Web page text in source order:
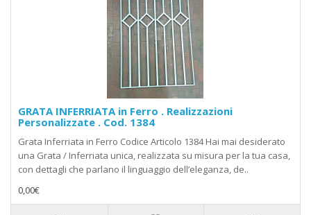
GRATA INFERRIATA in Ferro . Realizzazioni
Personalizzate . Cod. 1384
Grata Inferriata in Ferro Codice Articolo 1384 Hai mai desiderato
una Grata / Inferriata unica, realizzata su misura per la tua casa,
con dettagli che parlano il linguaggio dell’eleganza, de..
0,00€